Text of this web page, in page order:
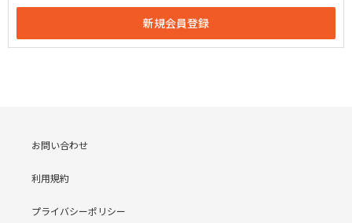
お問い合わせ
利用規約
プライバシーポリシー